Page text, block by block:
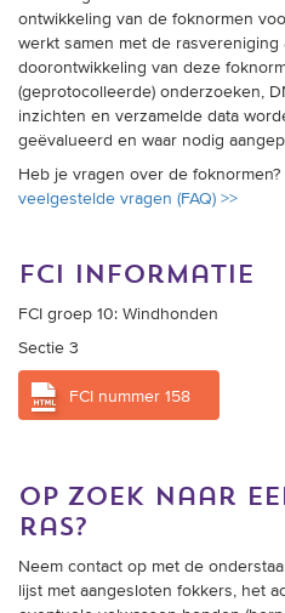
ontwikkeling van de foknormen
werkt samen met de rasvereniging
doorontwikkeling van deze
(geprotocolleerde) onderzoeken,
inzichten en verzamelde data
geëvalueerd en waar nodig
Heb je vragen over de
veelgestelde vragen (FAQ) >>
fci informatie
FCI groep 10: Windhonden
Sectie 3
FCI nummer 158
op zoek naar
ras?
Neem contact op met de
lijst met aangesloten fokkers, het